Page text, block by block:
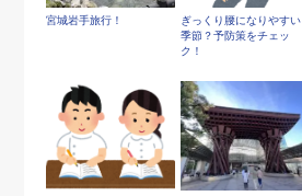
宮城岩手旅行！
ぎっくり腰になりやすい
季節？予防策をチェッ
ク！